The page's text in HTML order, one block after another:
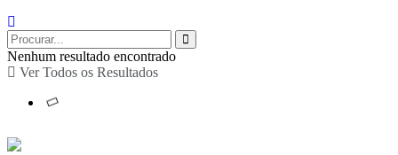
Nenhum resultado encontrado
Ver Todos os Resultados